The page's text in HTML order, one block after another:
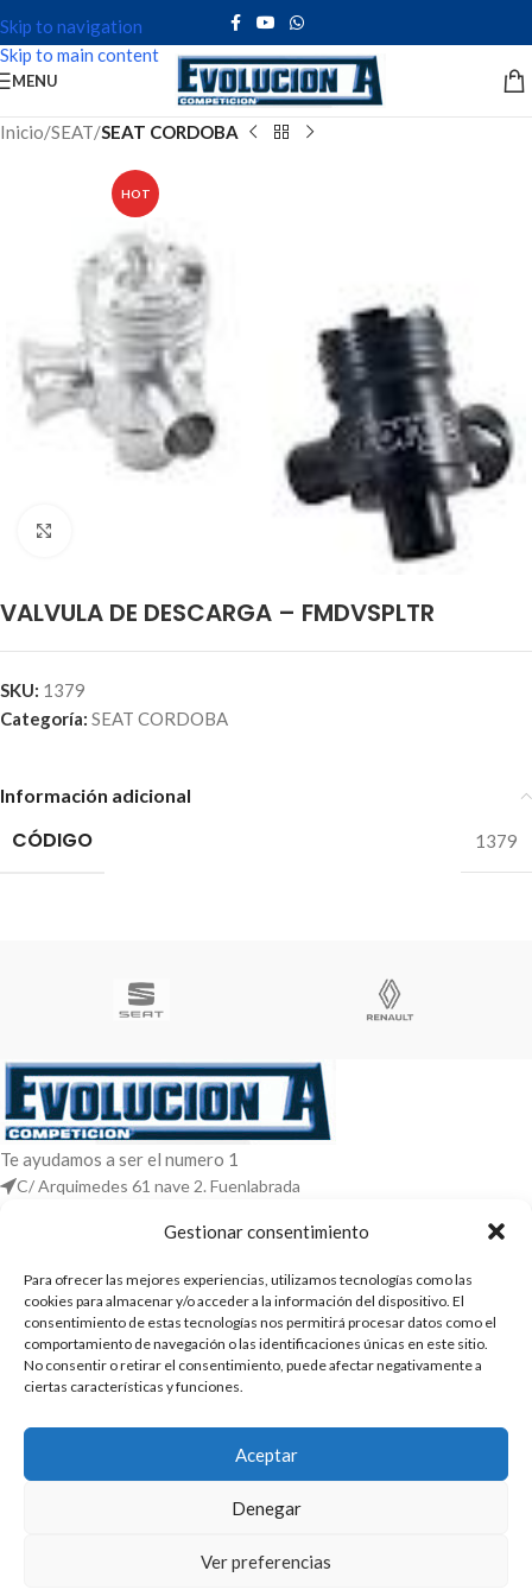
Gestionar consentimiento
Para ofrecer las mejores experiencias, utilizamos tecnologías como las
cookies para almacenar y/o acceder a la información del dispositivo. El
consentimiento de estas tecnologías nos permitirá procesar datos como el
comportamiento de navegación o las identificaciones únicas en este sitio.
No consentir o retirar el consentimiento, puede afectar negativamente a
ciertas características y funciones.
Aceptar
Denegar
Ver preferencias
Skip to navigation
Skip to main content
MENU
Inicio SEAT SEAT CORDOBA
HOT
VALVULA DE DESCARGA – FMDVSPLTR
SKU: 1379
Categoría: SEAT CORDOBA
Información adicional
CÓDIGO 1379
Te ayudamos a ser el numero 1
C/ Arquimedes 61 nave 2. Fuenlabrada
ENTRADAS RECIENTES
POLÍTICAS
ENLACES
CATEGORIAS
2025 | Evolucion-A Competicion: Fabricación y distribución,